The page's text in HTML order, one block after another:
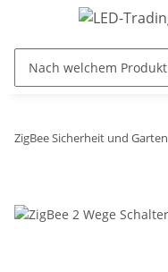
ZigBee Sicherheit und Garten